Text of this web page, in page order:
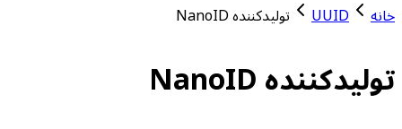
خانه UUID تولیدکننده NanoID
تولیدکننده NanoID